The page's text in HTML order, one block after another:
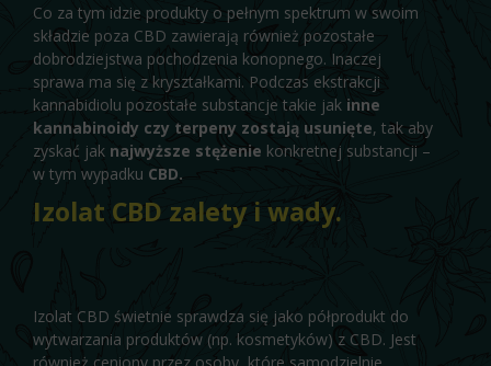
Co za tym idzie produkty o pełnym spektrum w swoim
składzie poza CBD zawierają również pozostałe
dobrodziejstwa pochodzenia konopnego. Inaczej
sprawa ma się z kryształkami. Podczas ekstrakcji
kannabidiolu pozostałe substancje takie jak inne
kannabinoidy czy terpeny zostają usunięte, tak aby
zyskać jak najwyższe stężenie konkretnej substancji –
w tym wypadku CBD.
Izolat CBD zalety i wady.
Izolat CBD świetnie sprawdza się jako półprodukt do
wytwarzania produktów (np. kosmetyków) z CBD. Jest
również ceniony przez osoby, które samodzielnie